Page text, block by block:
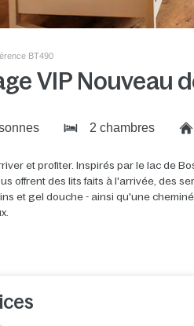
BT490
VIP Nouveau
2 chambres
et profiter. Inspirés par le lac de
offrent des lits faits à l'arrivée, des
et gel douche - ainsi qu'une